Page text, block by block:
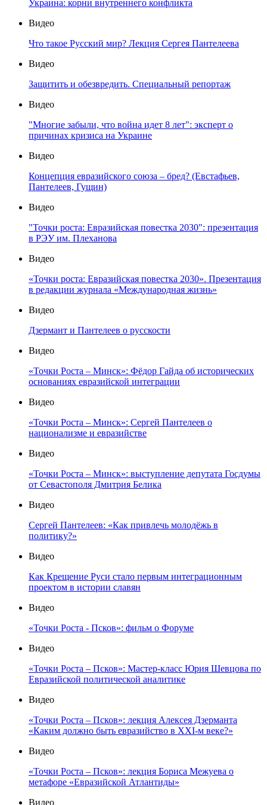
Украина: корни внутреннего конфликта
Видео
Что такое Русский мир? Лекция Сергея Пантелеева
Видео
Защитить и обезвредить. Специальный репортаж
Видео
"Многие забыли, что война идет 8 лет": эксперт о
причинах кризиса на Украине
Видео
Концепция евразийского союза – бред? (Евстафьев,
Пантелеев, Гущин)
Видео
"Точки роста: Евразийская повестка 2030": презентация
в РЭУ им. Плеханова
Видео
«Точки роста: Евразийская повестка 2030». Презентация
в редакции журнала «Международная жизнь»
Видео
Дзермант и Пантелеев о русскости
Видео
«Точки Роста – Минск»: Фёдор Гайда об исторических
основаниях евразийской интеграции
Видео
«Точки Роста – Минск»: Сергей Пантелеев о
национализме и евразийстве
Видео
«Точки Роста – Минск»: выступление депутата Госдумы
от Севастополя Дмитрия Белика
Видео
Сергей Пантелеев: «Как привлечь молодёжь в
политику?»
Видео
Как Крещение Руси стало первым интеграционным
проектом в истории славян
Видео
«Точки Роста - Псков»: фильм о Форуме
Видео
«Точки Роста – Псков»: Мастер-класс Юрия Шевцова по
Евразийской политической аналитике
Видео
«Точки Роста – Псков»: лекция Алексея Дзерманта
«Каким должно быть евразийство в XXI-м веке?»
Видео
«Точки Роста – Псков»: лекция Бориса Межуева о
метафоре «Евразийской Атлантиды»
Видео